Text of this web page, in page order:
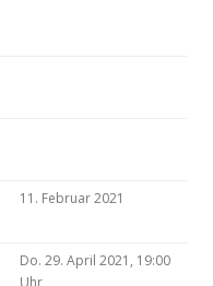
11. Februar 2021
Do. 29. April 2021, 19:00
Uhr